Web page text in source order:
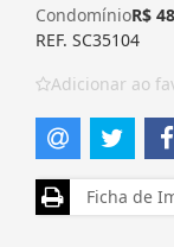
CondomínioR$
REF. SC35104
Adicionar ao
Ficha de